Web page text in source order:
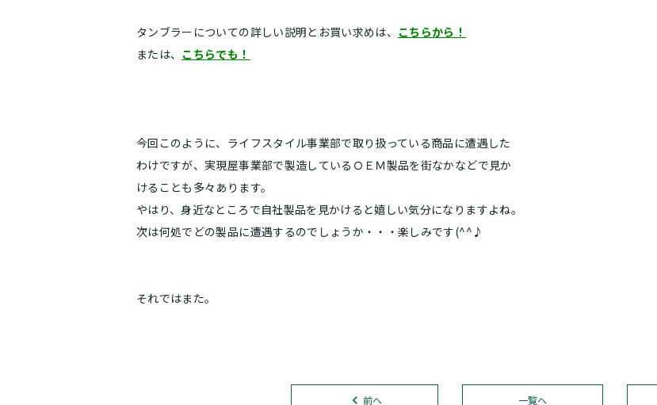
タンブラーについての詳しい説明とお買い求めは、 こちらから！
または、 こちらでも！
今回このように、ライフスタイル事業部で取り扱っている商品に遭遇した
わけですが、実現屋事業部で製造しているＯＥＭ製品を街なかなどで見か
けることも多々あります。
やはり、身近なところで自社製品を見かけると嬉しい気分になりますよね。
次は何処でどの製品に遭遇するのでしょうか・・・楽しみです(^^♪
それではまた。
前へ 一覧へ